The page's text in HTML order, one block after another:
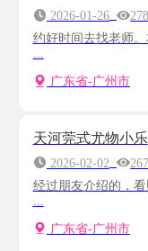
2026-01-26
约好时间去找老师
...
广东省-广州市
天河莞式尤物小乐
2026-02-02
经过朋友介绍的，
广东省-广州市